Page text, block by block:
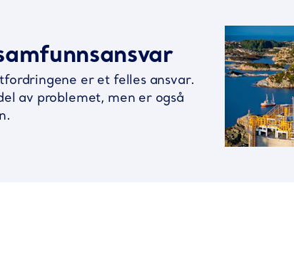
er et felles ansvar.
av problemet, men er også